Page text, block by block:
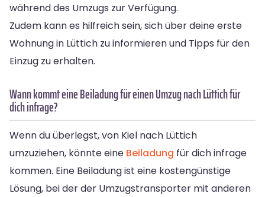
während des Umzugs zur Verfügung.
Zudem kann es hilfreich sein, sich über deine erste
Wohnung in Lüttich zu informieren und Tipps für den
Einzug zu erhalten.
Wann kommt eine Beiladung für einen Umzug nach Lüttich für
dich infrage?
Wenn du überlegst, von Kiel nach Lüttich
umzuziehen, könnte eine Beiladung für dich infrage
kommen. Eine Beiladung ist eine kostengünstige
Lösung, bei der der Umzugstransporter mit anderen